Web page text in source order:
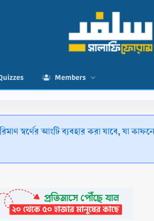
Members
স্বর্ণের আংটি ব্যবহার করা যাবে, যা